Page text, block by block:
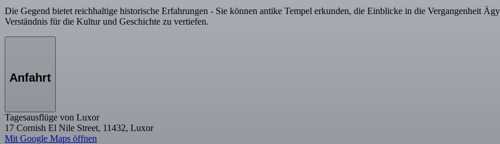
Die Gegend bietet reichhaltige historische Erfahrungen - Sie können antike Tempel erkunden, die Einblicke in die Vergangenheit
Verständnis für die Kultur und Geschichte zu vertiefen.
Anfahrt
Tagesausflüge von Luxor
17 Cornish El Nile Street, 11432, Luxor
Mit Google Maps öffnen